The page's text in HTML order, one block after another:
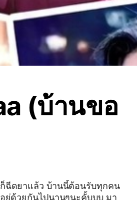
(บ้านขอ
ฉีดยาแล้ว บ้านนี้ต้อนรับทุกคน
ยู่ด้วยกันไปนานๆนะคั้บบบ มา